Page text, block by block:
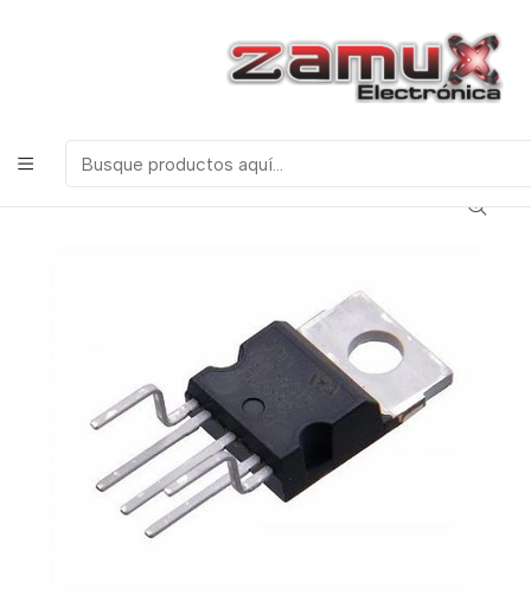
ELECTRONICOS, ROBOTICA & TECNOLOGIA
Semiconductores
Transistores
TDA2030 AMPLIFICADOR DE AUDIO 15W